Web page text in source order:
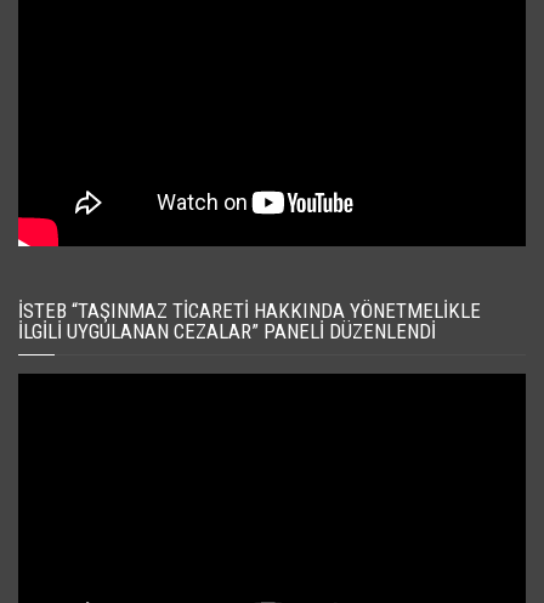
İSTEB “TAŞINMAZ TICARETI HAKKINDA YÖNETMELIKLE
İLGILI UYGULANAN CEZALAR” PANELI DÜZENLENDI